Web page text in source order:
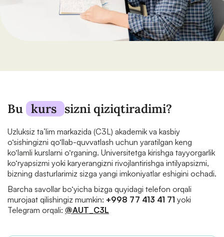
Bu kurs sizni qiziqtiradimi?
Uzluksiz ta’lim markazida (C3L) akademik va kasbiy
o‘sishingizni qo‘llab-quvvatlash uchun yaratilgan keng
ko‘lamli kurslarni o‘rganing. Universitetga kirishga tayyorgarlik
ko‘ryapsizmi yoki karyerangizni rivojlantirishga intilyapsizmi,
bizning dasturlarimiz sizga yangi imkoniyatlar eshigini ochadi.
Barcha savollar bo‘yicha bizga quyidagi telefon orqali
murojaat qilishingiz mumkin: +998 77 413 41 71 yoki
Telegram orqali: @AUT_C3L